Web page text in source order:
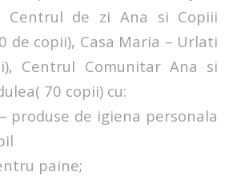
Centrul de zi Ana si Copiii
de copii), Casa Maria – Urlati
Centrul Comunitar Ana si
70 copii) cu:
produse de igiena personala
paine;